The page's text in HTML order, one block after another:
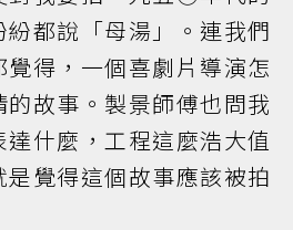
都說「母湯」。連我們
得，一個喜劇片導演怎
故事。製景師傅也問我
什麼，工程這麼浩大值
覺得這個故事應該被拍